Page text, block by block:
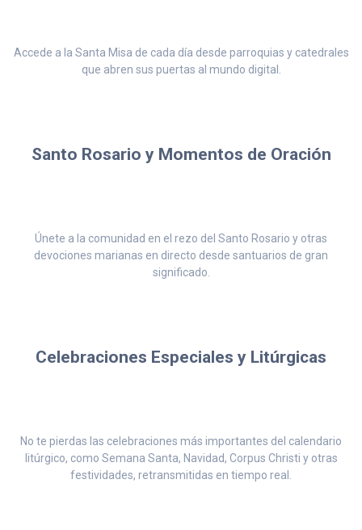
Accede a la Santa Misa de cada día desde parroquias y catedrales
que abren sus puertas al mundo digital.
Santo Rosario y Momentos de Oración
Únete a la comunidad en el rezo del Santo Rosario y otras
devociones marianas en directo desde santuarios de gran
significado.
Celebraciones Especiales y Litúrgicas
No te pierdas las celebraciones más importantes del calendario
litúrgico, como Semana Santa, Navidad, Corpus Christi y otras
festividades, retransmitidas en tiempo real.